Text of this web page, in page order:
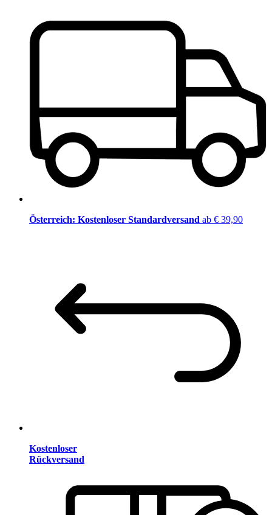
Österreich: Kostenloser Standardversand ab € 39,90
Kostenloser
Rückversand